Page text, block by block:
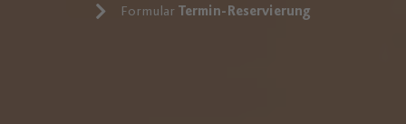
Formular Termin-Reservierung